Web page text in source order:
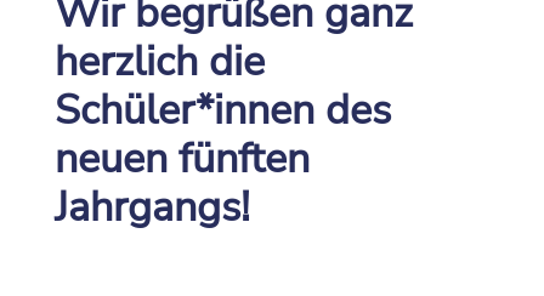
Wir begrüßen ganz
herzlich die
Schüler*innen des
neuen fünften
Jahrgangs!